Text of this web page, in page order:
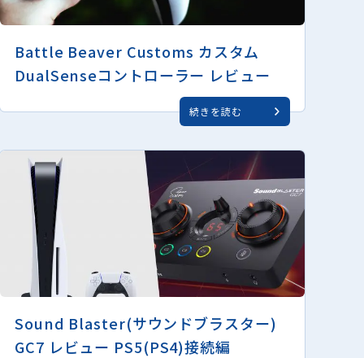
Battle Beaver Customs カスタム
DualSenseコントローラー レビュー
続きを読む
Sound Blaster(サウンドブラスター)
GC7 レビュー PS5(PS4)接続編